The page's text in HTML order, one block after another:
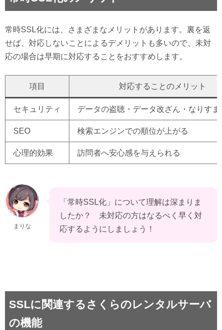
常時SSL化には、さまざまなメリットがあります。裏を返
せば、対応しないことによるデメリットも多いので、未対
応の場合は早期に対応することをおすすめします。
項目 対応することのメリット
セキュリティ データの盗聴・データ改ざん・なりす
SEO 検索エンジンでの順位が上がる
心理的効果 訪問者へ安心感を与えられる
まりな
「常時SSL化」について理解は深まりま
したか？　未対応の方はなるべく早く対
応するようにしましょう！
SSLに関連するさくらのレンタルサーバ
の機能